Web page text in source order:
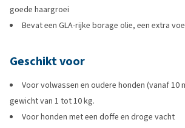
goede haargroei
Bevat een GLA-rijke borage olie, een extra
Geschikt voor
Voor volwassen en oudere honden (vanaf 10
gewicht van 1 tot 10 kg.
Voor honden met een doffe en droge vacht